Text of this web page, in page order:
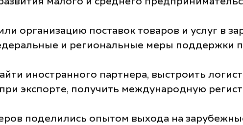
малого и среднего
организацию поставок товаров и услуг в
и региональные меры поддержки
иностранного партнера, выстроить
экспорте, получить международную
поделились опытом выхода на